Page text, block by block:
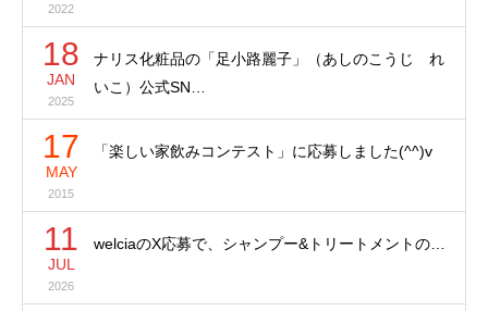
2022
18
JAN
2025
ナリス化粧品の「足小路麗子」（あしのこうじ れ
いこ）公式SN…
17
MAY
2015
「楽しい家飲みコンテスト」に応募しました(^^)v
11
JUL
2026
welciaのX応募で、シャンプー&トリートメントの…